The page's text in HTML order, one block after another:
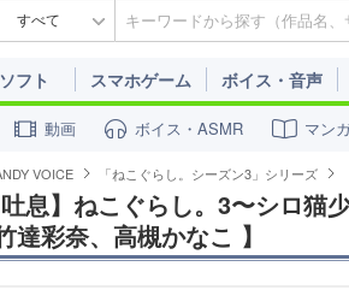
すべて
フト スマホゲーム ボイス・音声
動画 ボイス・ASMR マン
VOICE 「ねこぐらし。シーズン3」シリーズ
吐息】ねこぐらし。3〜シロ猫
達彩奈、高槻かなこ 】